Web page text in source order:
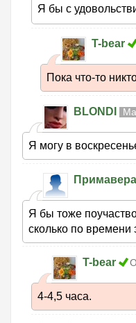
Я бы с
T-bear
Пока что-то
BLONDI
Я могу в
Примавера
Я бы тоже
сколько по времени
T-bear
4-4,5 часа.